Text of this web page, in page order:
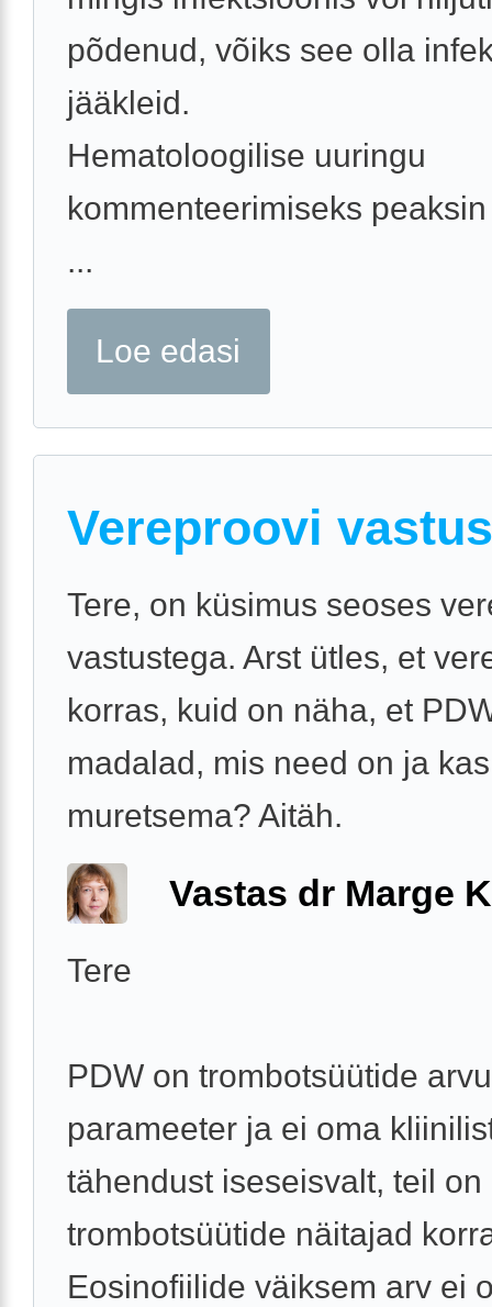
põdenud, võiks see olla
jääkleid.
Hematoloogilise uuringu
kommenteerimiseks
...
Loe edasi
Vereproovi
Tere, on küsimus seoses
vastustega. Arst ütles, et
korras, kuid on näha, et
madalad, mis need on ja
muretsema? Aitäh.
Vastas dr Marge
Tere
PDW on trombotsüütide
parameeter ja ei oma
tähendust iseseisvalt, teil on
trombotsüütide näitajad
Eosinofiilide väiksem arv ei